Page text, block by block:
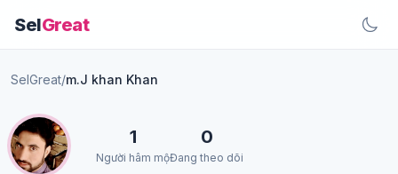
SelGreat
SelGreat/m.J khan Khan
1
Người hâm mộ
0
Đang theo dõi